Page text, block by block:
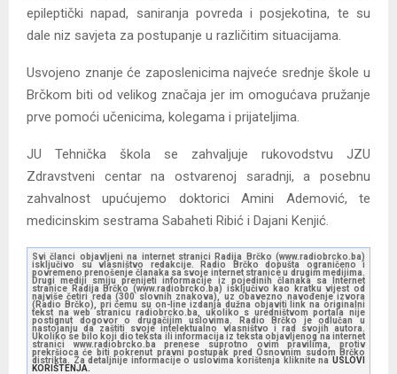
epileptički napad, saniranja povreda i posjekotina, te su
dale niz savjeta za postupanje u različitim situacijama.
Usvojeno znanje će zaposlenicima najveće srednje škole u
Brčkom biti od velikog značaja jer im omogućava pružanje
prve pomoći učenicima, kolegama i prijateljima.
JU Tehnička škola se zahvaljuje rukovodstvu JZU
Zdravstveni centar na ostvarenoj saradnji, a posebnu
zahvalnost upućujemo doktorici Amini Ademović, te
medicinskim sestrama Sabaheti Ribić i Dajani Kenjić.
Svi članci objavljeni na internet stranici Radija Brčko (www.radiobrcko.ba)
isključivo su vlasništvo redakcije. Radio Brčko dopušta ograničeno i
povremeno prenošenje članaka sa svoje internet stranice u drugim medijima.
Drugi mediji smiju prenijeti informacije iz pojedinih članaka sa Internet
stranice Radija Brčko (www.radiobrcko.ba) isključivo kao kratku vijest od
najviše četiri reda (300 slovnih znakova), uz obavezno navođenje izvora
(Radio Brčko), pri čemu su on-line izdanja dužna objaviti link na originalni
tekst na web stranicu radiobrcko.ba, ukoliko s uredništvom portala nije
postignut dogovor o drugačijim uslovima. Radio Brčko je odlučan u
nastojanju da zaštiti svoje intelektualno vlasništvo i rad svojih autora.
Ukoliko se bilo koji dio teksta ili informacija iz teksta objavljenog na internet
stranici www.radiobrcko.ba prenese suprotno ovim pravilima, protiv
prekršioca će biti pokrenut pravni postupak pred Osnovnim sudom Brčko
distrikta. Za detaljnije informacije o uslovima korištenja kliknite na USLOVI
KORIŠTENJA.